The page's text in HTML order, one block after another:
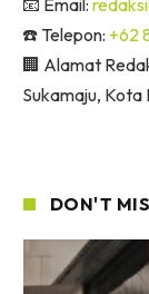
☎️ Telepon: +62
🏢 Alamat
Sukamaju, Kota
DON'T